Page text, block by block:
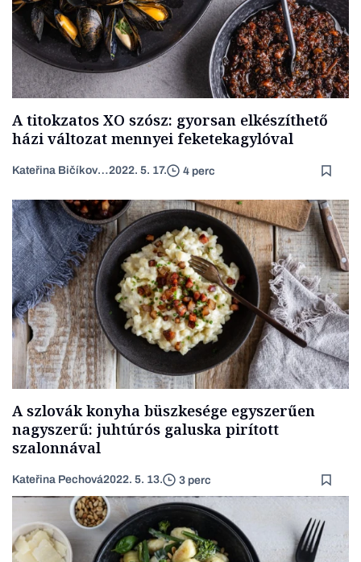
A titokzatos XO szósz: gyorsan elkészíthető
házi változat mennyei feketekagylóval
Kateřina Bičíková Harudová2022. 5. 17. 4 perc
A szlovák konyha büszkesége egyszerűen
nagyszerű: juhtúrós galuska pirított
szalonnával
Kateřina Pechová2022. 5. 13. 3 perc